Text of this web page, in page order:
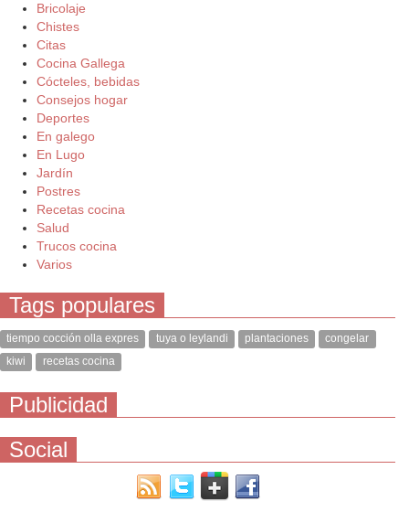
Bricolaje
Chistes
Citas
Cocina Gallega
Cócteles, bebidas
Consejos hogar
Deportes
En galego
En Lugo
Jardín
Postres
Recetas cocina
Salud
Trucos cocina
Varios
Tags populares
tiempo cocción olla expres tuya o leylandi plantaciones
congelar
kiwi
recetas cocina
Publicidad
Social